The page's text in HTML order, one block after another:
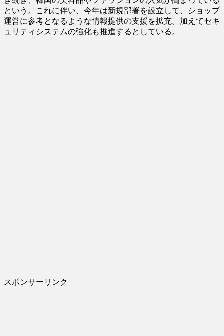
という。これに伴い、今年は新規部署を設立して、ショップ
運営に参考となるような情報提供の支援を拡充。加えてセキ
ュリティシステムの強化も推進するとしている。
スポンサーリンク